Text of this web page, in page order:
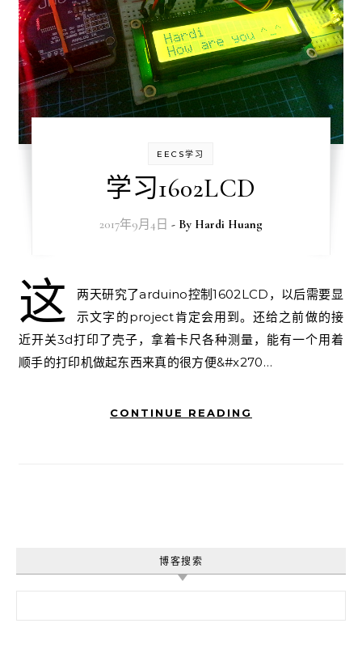
EECS学习
学习1602LCD
2017年9月4日 - By Hardi Huang
这
两天研究了arduino控制1602LCD，以后需要显
示文字的project肯定会用到。还给之前做的接
近开关3d打印了壳子，拿着卡尺各种测量，能有一个用着
顺手的打印机做起东西来真的很方便&#x270…
CONTINUE READING
博客搜索